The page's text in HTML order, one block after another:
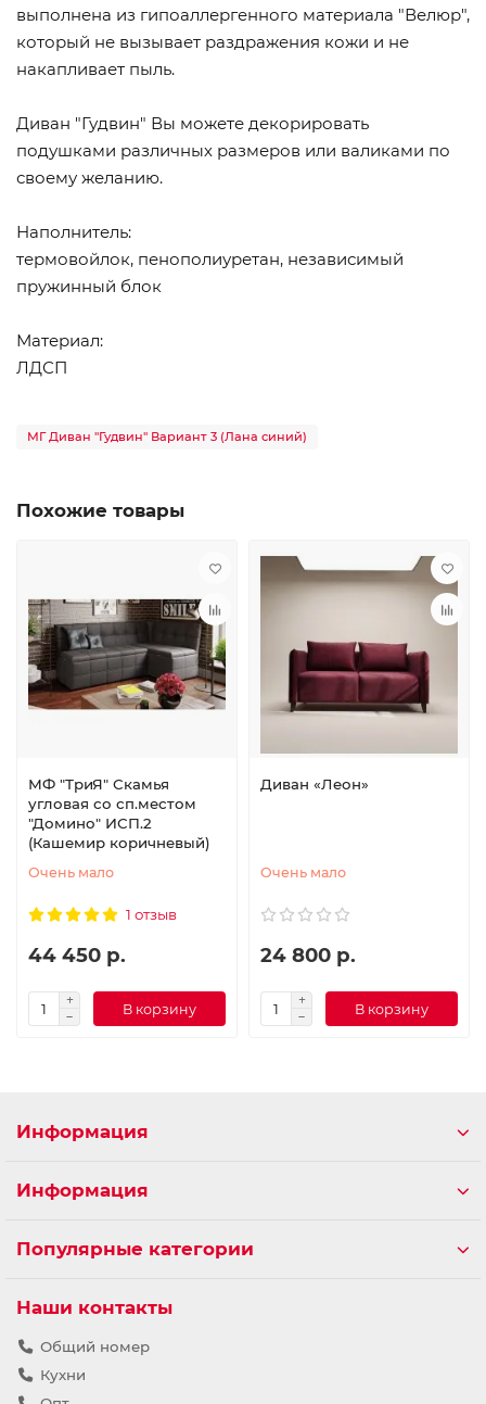
выполнена из гипоаллергенного материала "Велюр",
который не вызывает раздражения кожи и не
накапливает пыль.
Диван "Гудвин" Вы можете декорировать
подушками различных размеров или валиками по
своему желанию.
Наполнитель:
термовойлок, пенополиуретан, независимый
пружинный блок
Материал:
ЛДСП
МГ Диван "Гудвин" Вариант 3 (Лана синий)
Похожие товары
МФ "ТриЯ" Скамья
угловая со сп.местом
"Домино" ИСП.2
(Кашемир коричневый)
Очень мало
1 отзыв
44 450 р.
В корзину
Диван «Леон»
Очень мало
24 800 р.
В корзину
Информация
Информация
Популярные категории
Наши контакты
Общий номер
Кухни